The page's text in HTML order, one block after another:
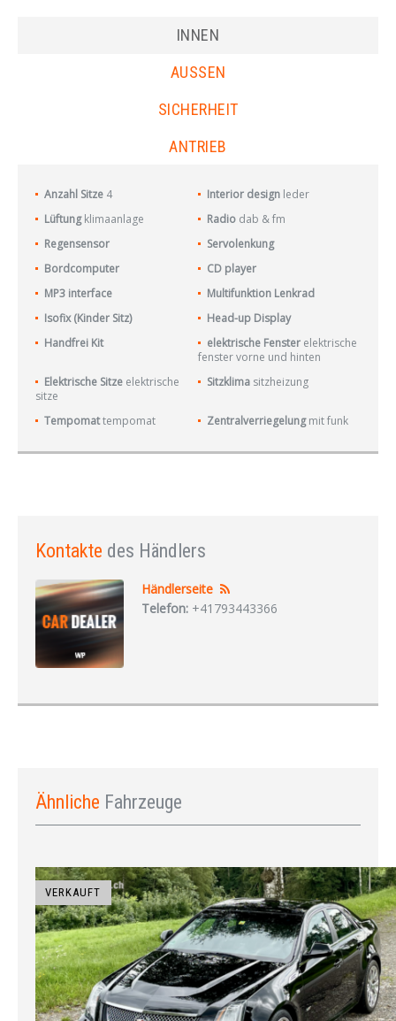
INNEN
AUSSEN
SICHERHEIT
ANTRIEB
Anzahl Sitze 4 Interior design leder
Lüftung klimaanlage Radio dab & fm
Regensensor
Servolenkung
Bordcomputer
CD player
MP3 interface
Multifunktion Lenkrad
Isofix (Kinder Sitz)
Head-up Display
Handfrei Kit
elektrische Fenster elektrische
fenster vorne und hinten
Elektrische Sitze elektrische
sitze
Sitzklima sitzheizung
Tempomat tempomat Zentralverriegelung mit funk
Kontakte des Händlers
Händlerseite
Telefon: +41793443366
Ähnliche Fahrzeuge
VERKAUFT